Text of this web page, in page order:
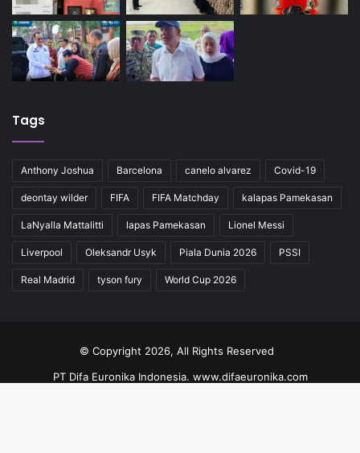
Tags
Anthony Joshua Barcelona canelo alvarez Covid-19
deontay wilder FIFA FIFA Matchday kalapas Pamekasan
LaNyalla Mattalitti lapas Pamekasan Lionel Messi
Liverpool Oleksandr Usyk Piala Dunia 2026 PSSI
Real Madrid tyson fury World Cup 2026
© Copyright 2026, All Rights Reserved
PT Difa Euronika Indonesia. www.difaeuronika.com